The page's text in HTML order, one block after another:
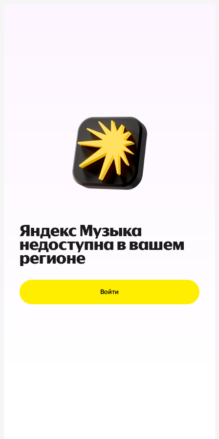
Яндекс Музыка
недоступна в вашем
регионе
Войти